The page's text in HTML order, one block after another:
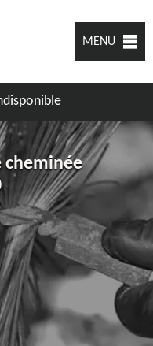
MENU
cheminée